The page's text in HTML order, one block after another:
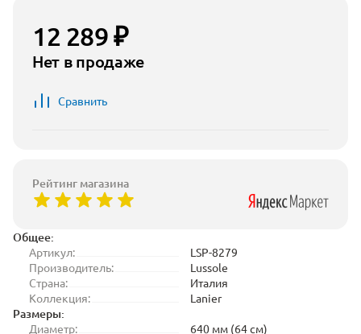
Общее:
Артикул:
LSP-8279
Производитель:
Lussole
Страна:
Италия
Коллекция:
Lanier
Размеры:
Диаметр:
640 мм (64 см)
12 289 ₽
Нет в продаже
Сравнить
Рейтинг магазина